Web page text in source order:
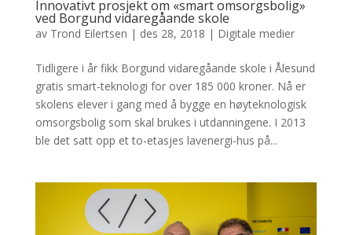
Innovativt prosjekt om «smart omsorgsbolig»
ved Borgund vidaregåande skole
av Trond Eilertsen | des 28, 2018 | Digitale medier
Tidligere i år fikk Borgund vidaregåande skole i Ålesund
gratis smart-teknologi for over 185 000 kroner. Nå er
skolens elever i gang med å bygge en høyteknologisk
omsorgsbolig som skal brukes i utdanningene. I 2013
ble det satt opp et to-etasjes lavenergi-hus på...